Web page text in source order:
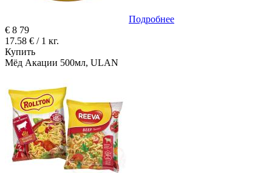
Подробнее
€ 8 79
17.58 € / 1 кг.
Купить
Мёд Акации 500мл, ULAN